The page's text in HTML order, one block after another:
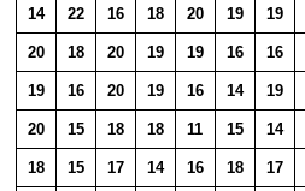
14 22 16 18 20 19 19
20 18 20 19 19 16 16
19 16 20 19 16 14 19
20 15 18 18 11 15 14
18 15 17 14 16 18 17